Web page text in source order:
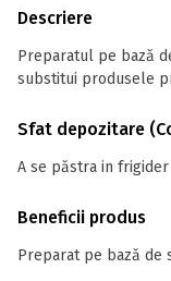
Descriere
Preparatul pe bază
substitui produsele
Sfat depozitare
A se păstra in frigider
Beneficii produs
Preparat pe bază de